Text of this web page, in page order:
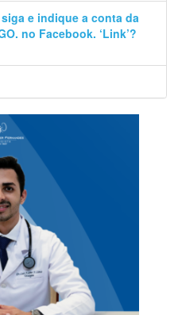
e indique a conta da
no Facebook. ‘Link’?